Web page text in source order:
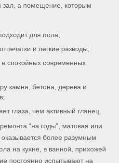
а помещение, которым
для пола;
и легкие разводы;
спокойных современных
камня, бетона, дерева и
глаза, чем активный глянец.
“на годы”, матовая или
оказывается более разумным
на кухне, в ванной, прихожей
постоянно испытывают на